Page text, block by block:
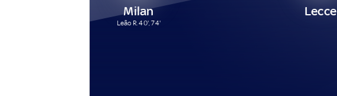
Milan
Leão R. 40', 74'
Lecce